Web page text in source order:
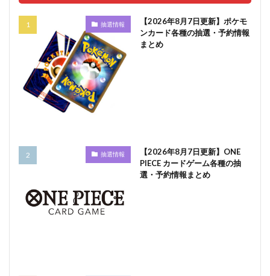
抽選情報
【2026年8月7日更新】ポケモ
ンカード各種の抽選・予約情報
まとめ
抽選情報
【2026年8月7日更新】ONE
PIECE カードゲーム各種の抽
選・予約情報まとめ